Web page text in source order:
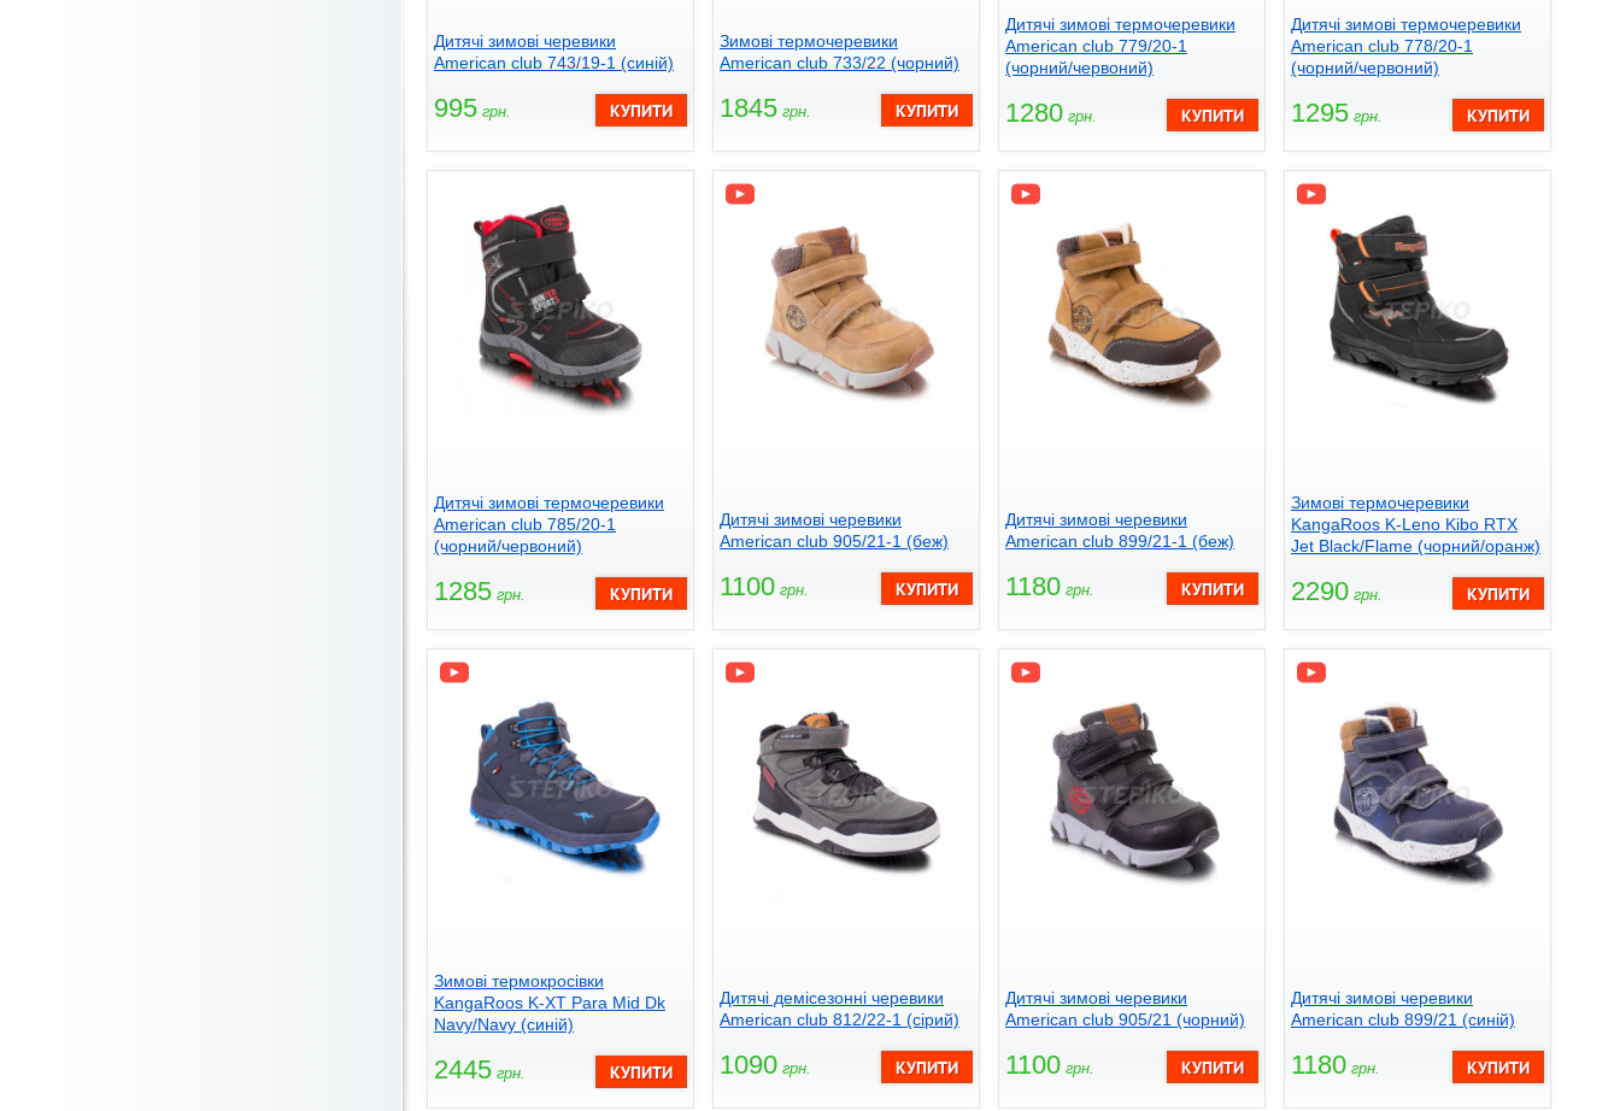
Дитячі зимові черевики
American club 743/19-1 (синій)
995 грн.
Зимові термочеревики
American club 733/22 (чорний)
1845 грн.
Дитячі зимові термочеревики
American club 779/20-1
(чорний/червоний)
1280 грн.
Дитячі зимові термочеревики
American club 778/20-1
(чорний/червоний)
1295 грн.
Дитячі зимові термочеревики
American club 785/20-1
(чорний/червоний)
1285 грн.
Дитячі зимові черевики
American club 905/21-1 (беж)
1100 грн.
Дитячі зимові черевики
American club 899/21-1 (беж)
1180 грн.
Зимові термочеревики
KangaRoos K-Leno Kibo RTX
Jet Black/Flame (чорний/оранж)
2290 грн.
Зимові термокросівки
KangaRoos K-XT Para Mid Dk
Navy/Navy (синій)
2445 грн.
Дитячі демісезонні черевики
American club 812/22-1 (сірий)
1090 грн.
Дитячі зимові черевики
American club 905/21 (чорний)
1100 грн.
Дитячі зимові черевики
American club 899/21 (синій)
1180 грн.